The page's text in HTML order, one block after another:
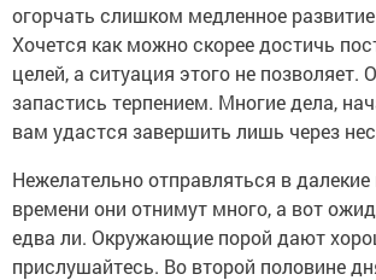
огорчать слишком медленное
Хочется как можно скорее достичь
целей, а ситуация этого не позволяет.
запастись терпением. Многие дела,
вам удастся завершить лишь через
Нежелательно отправляться в далекие
времени они отнимут много, а вот
едва ли. Окружающие порой дают
прислушайтесь. Во второй половине